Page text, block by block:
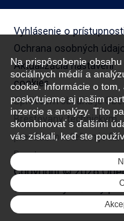
Na prispôsobenie
sociálnych médií a
cookie. Informácie o tom,
poskytujeme aj našim
inzercie a analýzy. Títo
skombinovať s ďalšími
vás získali, keď ste
Vyhlásenie o prístupnosti
Ochrana osobných
Aktualizácia nastavení
cookies
Správcom obsahu je
Brestovany, technickým
prevádzkovateľom je
Brestovany.
Copyright © 2026
Brestovany. Všetky